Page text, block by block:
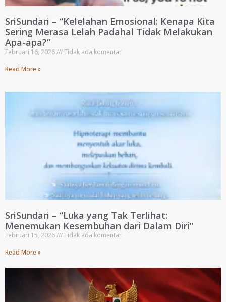
SriSundari – “Kelelahan Emosional: Kenapa Kita
Sering Merasa Lelah Padahal Tidak Melakukan
Apa-apa?”
Februari 16, 2026
Tidak ada komentar
Read More »
SriSundari – “Luka yang Tak Terlihat:
Menemukan Kesembuhan dari Dalam Diri”
Februari 15, 2026
Tidak ada komentar
Read More »